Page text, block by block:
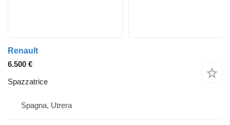
Renault
6.500 €
Spazzatrice
Spagna, Utrera